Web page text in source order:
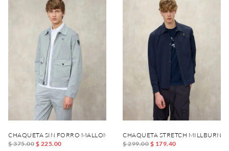
CHAQUETA SIN FORRO MALLON DYED
$ 375.00 $ 225.00
CHAQUETA STRETCH MILLBURN
$ 299.00 $ 179.40